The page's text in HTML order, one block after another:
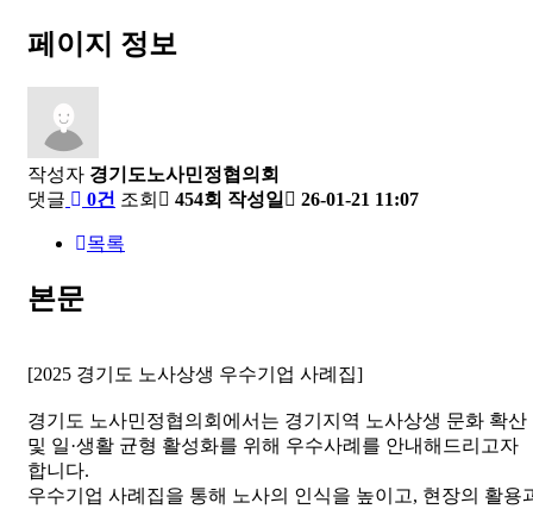
페이지 정보
작성자 경기도노사민정협의회
댓글
0건 조회 454회 작성일 26-01-21 11:07
목록
본문
[2025 경기도 노사상생 우수기업 사례집]
경기도 노사민정협의회에서는 경기지역 노사상생 문화 확산
및 일·생활 균형 활성화를 위해 우수사례를 안내해드리고자
합니다.
우수기업 사례집을 통해 노사의 인식을 높이고, 현장의 활용